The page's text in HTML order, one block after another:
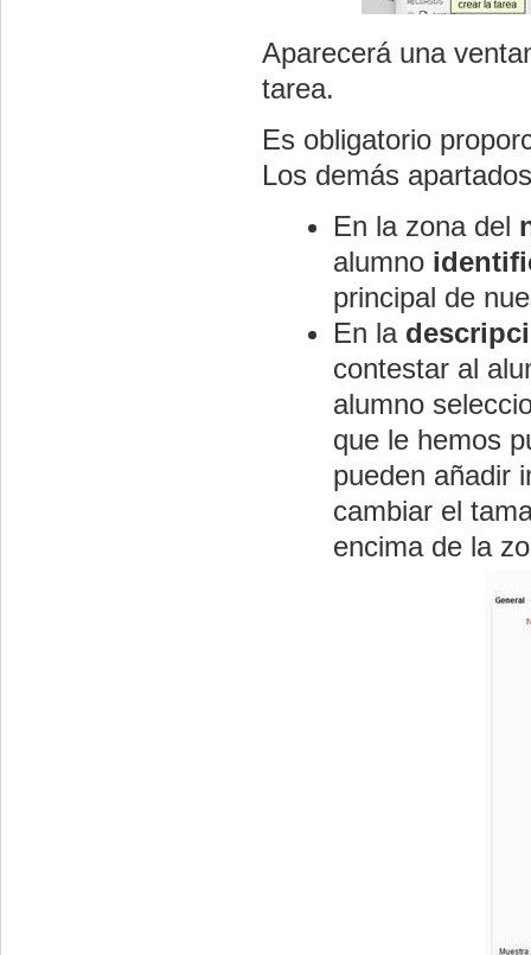
Aparecerá una
tarea.
Es obligatorio
Los demás
En la zona del
alumno
principal de
En la
contestar al
alumno
que le hemos
pueden añadir
cambiar el
encima de la